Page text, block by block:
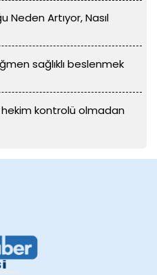
Neden Artıyor, Nasıl
sağlıklı beslenmek
hekim kontrolü olmadan